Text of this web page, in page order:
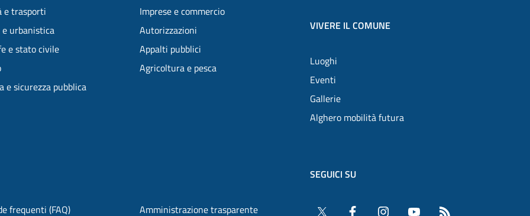
e trasporti
urbanistica
e stato civile
e sicurezza pubblica
Imprese e commercio
Autorizzazioni
Appalti pubblici
Agricoltura e pesca
VIVERE IL COMUNE
Luoghi
Eventi
Gallerie
Alghero mobilità futura
frequenti (FAQ) Amministrazione trasparente
SEGUICI SU
Twitter Facebook InstagramYouTube